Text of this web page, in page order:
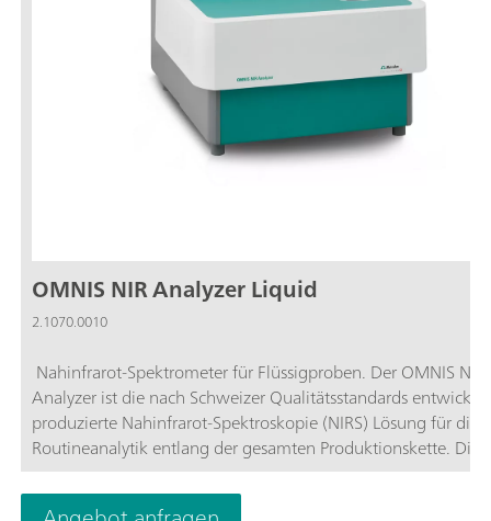
OMNIS NIR Analyzer Liquid
2.1070.0010
Nahinfrarot-Spektrometer für Flüssigproben. Der OMNIS NIR
Analyzer ist die nach Schweizer Qualitätsstandards
produzierte Nahinfrarot-Spektroskopie (NIRS) Lösung für die
Routineanalytik entlang der gesamten Produktionskette. Die
Nutzung neuester Technologien und die Einbindung in die
moderne OMNIS Software spiegeln sich in der